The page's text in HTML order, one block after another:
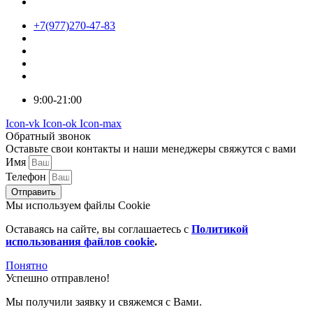
+7(977)270-47-83
9:00-21:00
Icon-vk Icon-ok Icon-max
Обратный звонок
Оставьте свои контакты и наши менеджеры свяжутся с вами
Имя
Телефон
Отправить
Мы используем файлы Cookie
Оставаясь на сайте, вы соглашаетесь c Политикой
использования файлов cookie.
Понятно
Успешно отправлено!
Мы получили заявку и свяжемся с Вами.